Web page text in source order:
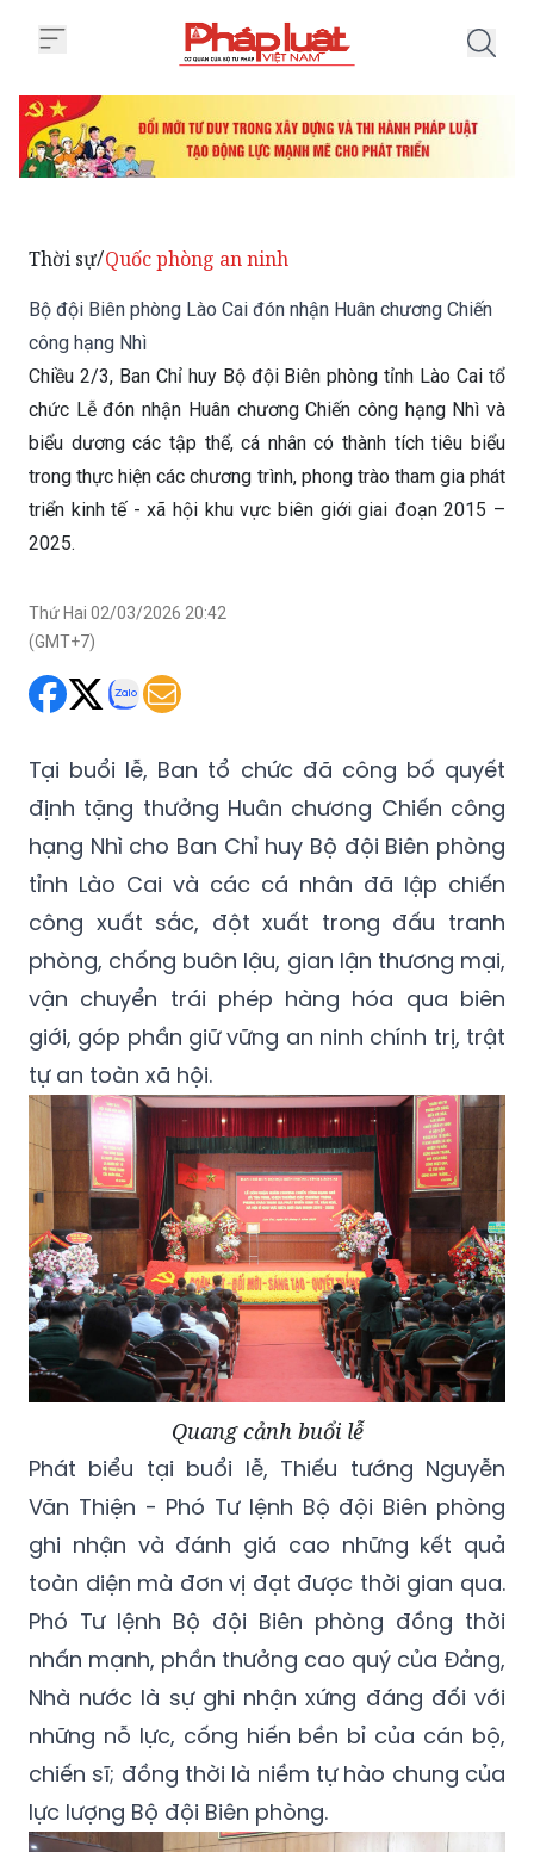
Thời sự/Quốc phòng an ninh
Bộ đội Biên phòng Lào Cai đón nhận Huân chương Chiến
công hạng Nhì
Chiều 2/3, Ban Chỉ huy Bộ đội Biên phòng tỉnh Lào Cai tổ
chức Lễ đón nhận Huân chương Chiến công hạng Nhì và
biểu dương các tập thể, cá nhân có thành tích tiêu biểu
trong thực hiện các chương trình, phong trào tham gia phát
triển kinh tế - xã hội khu vực biên giới giai đoạn 2015 –
2025.
Thứ Hai 02/03/2026 20:42
(GMT+7)
Tại buổi lễ, Ban tổ chức đã công bố quyết
định tặng thưởng Huân chương Chiến công
hạng Nhì cho Ban Chỉ huy Bộ đội Biên phòng
tỉnh Lào Cai và các cá nhân đã lập chiến
công xuất sắc, đột xuất trong đấu tranh
phòng, chống buôn lậu, gian lận thương mại,
vận chuyển trái phép hàng hóa qua biên
giới, góp phần giữ vững an ninh chính trị, trật
tự an toàn xã hội.
Quang cảnh buổi lễ
Phát biểu tại buổi lễ, Thiếu tướng Nguyễn
Văn Thiện - Phó Tư lệnh Bộ đội Biên phòng
ghi nhận và đánh giá cao những kết quả
toàn diện mà đơn vị đạt được thời gian qua.
Phó Tư lệnh Bộ đội Biên phòng đồng thời
nhấn mạnh, phần thưởng cao quý của Đảng,
Nhà nước là sự ghi nhận xứng đáng đối với
những nỗ lực, cống hiến bền bỉ của cán bộ,
chiến sĩ; đồng thời là niềm tự hào chung của
lực lượng Bộ đội Biên phòng.